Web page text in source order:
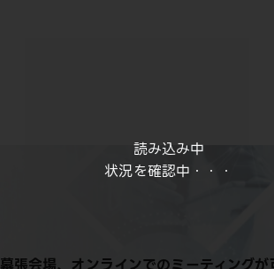
読み込み中
状況を確認中・・・